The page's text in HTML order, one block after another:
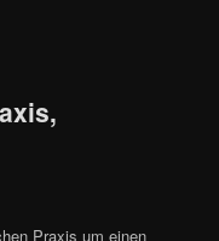
Praxis um einen